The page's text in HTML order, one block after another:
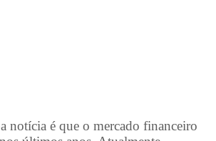
notícia é que o mercado financeiro